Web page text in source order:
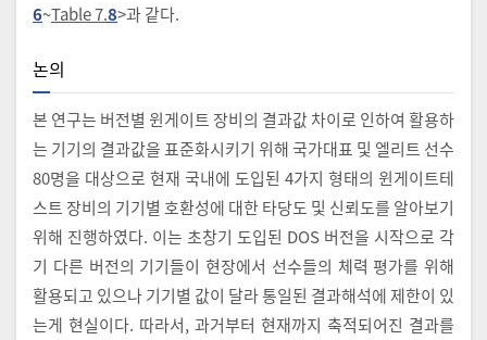
6~Table 7.8>과 같다.
논의
본 연구는 버전별 윈게이트 장비의 결과값 차이로 인하여 활용하
는 기기의 결과값을 표준화시키기 위해 국가대표 및 엘리트 선수
80명을 대상으로 현재 국내에 도입된 4가지 형태의 윈게이트테
스트 장비의 기기별 호환성에 대한 타당도 및 신뢰도를 알아보기
위해 진행하였다. 이는 초창기 도입된 DOS 버전을 시작으로 각
기 다른 버전의 기기들이 현장에서 선수들의 체력 평가를 위해
활용되고 있으나 기기별 값이 달라 통일된 결과해석에 제한이 있
는게 현실이다. 따라서, 과거부터 현재까지 축적되어진 결과를